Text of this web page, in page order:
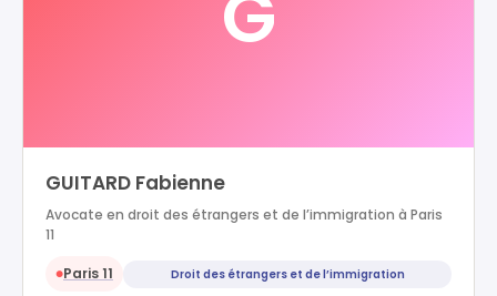
GUITARD Fabienne
Avocate en droit des étrangers et de l’immigration à Paris
11
●Paris 11 Droit des étrangers et de l’immigration